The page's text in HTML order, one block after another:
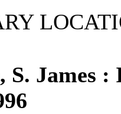
S. James